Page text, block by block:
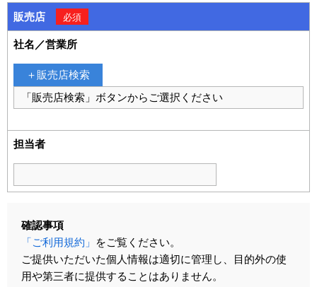
販売店 必須
社名／営業所
販売店検索
担当者
確認事項
「ご利用規約」
をご覧ください。
ご提供いただいた個人情報は適切に管理し、目的外の使
用や第三者に提供することはありません。